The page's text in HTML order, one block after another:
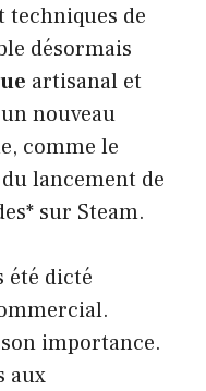
techniques de
désormais
artisanal et
nouveau
comme le
lancement de
sur Steam.
été dicté
importance.
aux